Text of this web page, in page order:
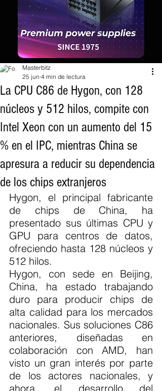
La CPU C86 de Hygon, con 128
núcleos y 512 hilos, compite con
Intel Xeon con un aumento del 15
% en el IPC, mientras China se
apresura a reducir su dependencia
de los chips extranjeros
Masterbitz
25 jun 4 min de lectura
Hygon, el principal fabricante
de chips de China, ha
presentado sus últimas CPU y
GPU para centros de datos,
ofreciendo hasta 128 núcleos y
512 hilos.
Hygon, con sede en Beijing,
China, ha estado trabajando
duro para producir chips de
alta calidad para los mercados
nacionales. Sus soluciones C86
anteriores, diseñadas en
colaboración con AMD, han
visto un gran interés por parte
de los actores nacionales, y
ahora, el desarrollo del